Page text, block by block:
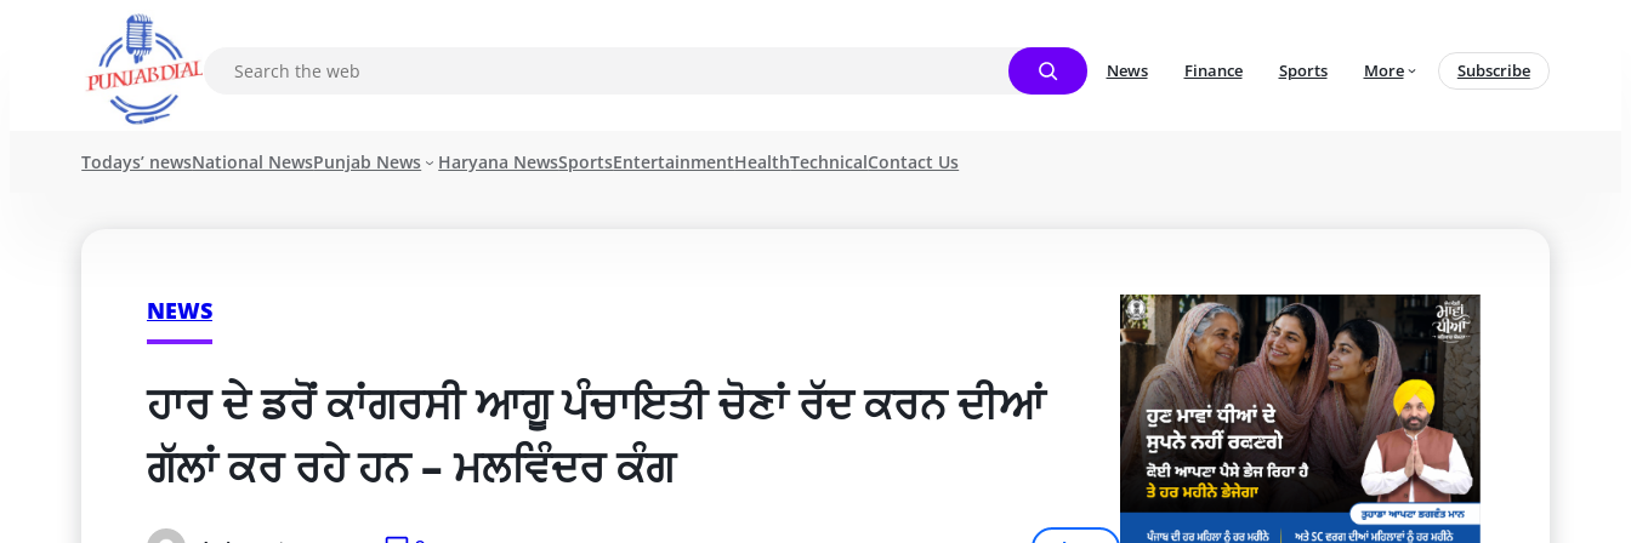
News Finance Sports More Subscribe
Todays’ newsNational NewsPunjab News Haryana NewsSportsEntertainmentHealthTechnicalContact Us
NEWS
ਹਾਰ ਦੇ ਡਰੋਂ ਕਾਂਗਰਸੀ ਆਗੂ ਪੰਚਾਇਤੀ ਚੋਣਾਂ ਰੱਦ ਕਰਨ ਦੀਆਂ
ਗੱਲਾਂ ਕਰ ਰਹੇ ਹਨ – ਮਲਵਿੰਦਰ ਕੰਗ